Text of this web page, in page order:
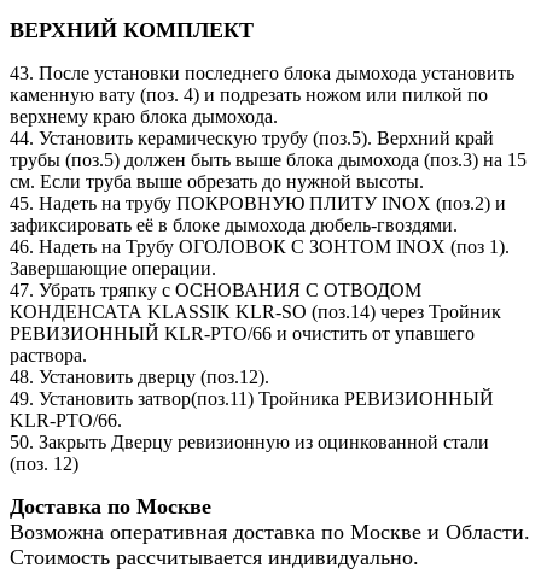
ВЕРХНИЙ КОМПЛЕКТ
43. После установки последнего блока дымохода установить
каменную вату (поз. 4) и подрезать ножом или пилкой по
верхнему краю блока дымохода.
44. Установить керамическую трубу (поз.5). Верхний край
трубы (поз.5) должен быть выше блока дымохода (поз.3) на 15
см. Если труба выше обрезать до нужной высоты.
45. Надеть на трубу ПОКРОВНУЮ ПЛИТУ INOX (поз.2) и
зафиксировать её в блоке дымохода дюбель-гвоздями.
46. Надеть на Трубу ОГОЛОВОК С ЗОНТОМ INOX (поз 1).
Завершающие операции.
47. Убрать тряпку с ОСНОВАНИЯ С ОТВОДОМ
КОНДЕНСАТА KLASSIK KLR-SO (поз.14) через Тройник
РЕВИЗИОННЫЙ KLR-PTO/66 и очистить от упавшего
раствора.
48. Установить дверцу (поз.12).
49. Установить затвор(поз.11) Тройника РЕВИЗИОННЫЙ
KLR-PTO/66.
50. Закрыть Дверцу ревизионную из оцинкованной стали
(поз. 12)
Доставка по Москве
Возможна оперативная доставка по Москве и Области.
Стоимость рассчитывается индивидуально.